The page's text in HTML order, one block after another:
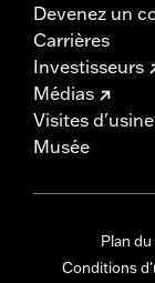
Devenez un
Carrières
Investisseurs
Médias
Visites d'usine
Musée
Plan
Conditions